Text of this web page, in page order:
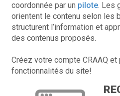
coordonnée par un pilote. Les
orientent le contenu selon les
structurent l’information et
des contenus proposés.
Créez votre compte CRAAQ
fonctionnalités du site!